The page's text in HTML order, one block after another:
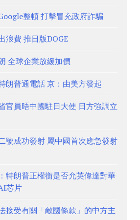
整頓 打擊冒充政府詐騙
浪費 推日版DOGE
全球企業放緩加價
朗普通電話 京：由美方發起
官員晤中國駐日大使 日方強調立
號成功發射 屬中國首次應急發射
特朗普正權衡是否允英偉達對華
芯片
接受有關「敵國條款」的中方主